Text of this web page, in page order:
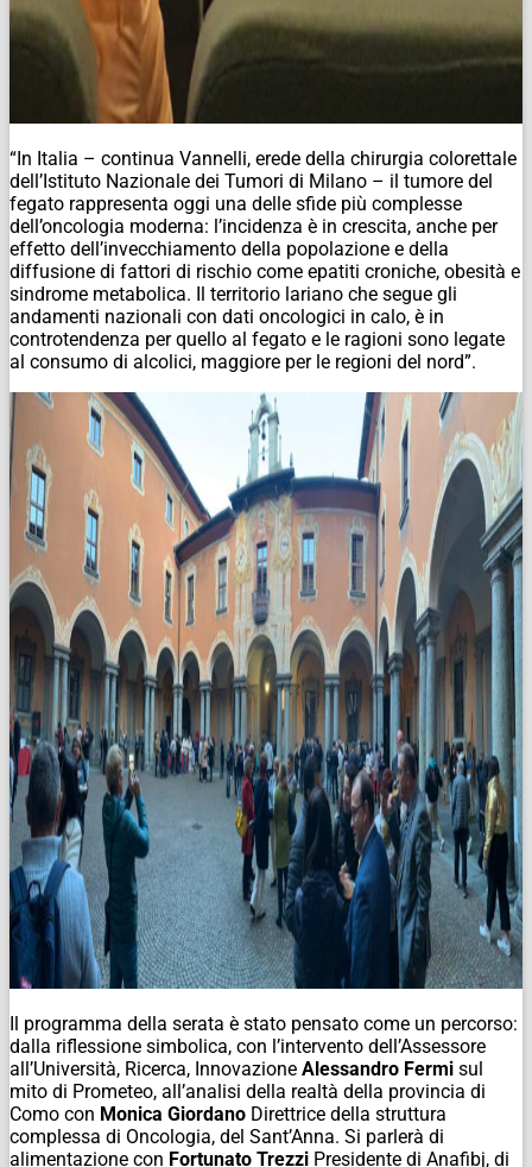
“In Italia – continua Vannelli, erede della chirurgia colorettale
dell’Istituto Nazionale dei Tumori di Milano – il tumore del
fegato rappresenta oggi una delle sfide più complesse
dell’oncologia moderna: l’incidenza è in crescita, anche per
effetto dell’invecchiamento della popolazione e della
diffusione di fattori di rischio come epatiti croniche, obesità e
sindrome metabolica. Il territorio lariano che segue gli
andamenti nazionali con dati oncologici in calo, è in
controtendenza per quello al fegato e le ragioni sono legate
al consumo di alcolici, maggiore per le regioni del nord”.
Il programma della serata è stato pensato come un percorso:
dalla riflessione simbolica, con l’intervento dell’Assessore
all’Università, Ricerca, Innovazione Alessandro Fermi sul
mito di Prometeo, all’analisi della realtà della provincia di
Como con Monica Giordano Direttrice della struttura
complessa di Oncologia, del Sant’Anna. Si parlerà di
alimentazione con Fortunato Trezzi Presidente di Anafibj, di